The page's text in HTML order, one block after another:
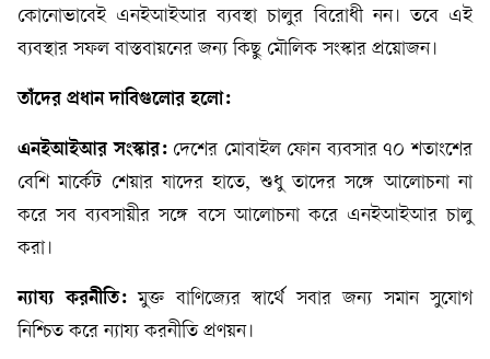
কোনোভাবেই এনইআইআর ব্যবস্থা চালুর বিরোধী নন। তবে এই
ব্যবস্থার সফল বাস্তবায়নের জন্য কিছু মৌলিক সংস্কার প্রয়োজন।
তাঁদের প্রধান দাবিগুলোর হলো:
এনইআইআর সংস্কার:দেশের মোবাইল ফোন ব্যবসার ৭০ শতাংশের
বেশি মার্কেট শেয়ার যাদের হাতে, শুধু তাদের সঙ্গে আলোচনা না
করে সব ব্যবসায়ীর সঙ্গে বসে আলোচনা করে এনইআইআর চালু
করা।
ন্যায্য করনীতি:মুক্ত বাণিজ্যের স্বার্থে সবার জন্য সমান সুযোগ
নিশ্চিত করে ন্যায্য করনীতি প্রণয়ন।